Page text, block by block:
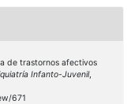
de trastornos afectivos
Infanto-Juvenil,
671